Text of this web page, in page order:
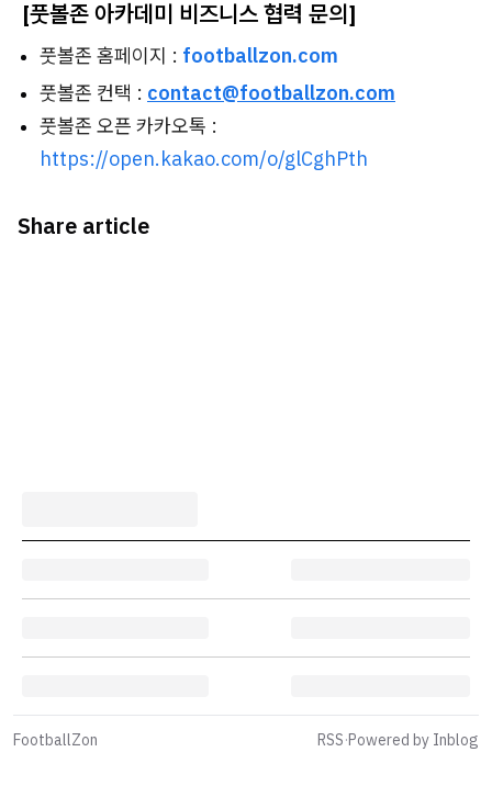
[풋볼존 아카데미 비즈니스 협력 문의]
풋볼존 홈페이지 : footballzon.com
풋볼존 컨택 : contact@footballzon.com
풋볼존 오픈 카카오톡 :
https://open.kakao.com/o/glCghPth
Share article
FootballZon RSS·Powered by Inblog